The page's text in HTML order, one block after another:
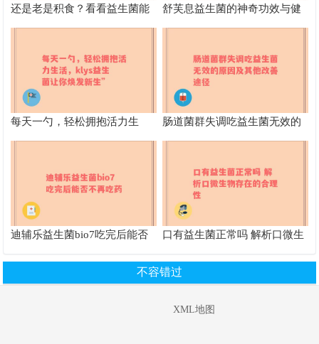
还是老是积食？看看益生菌能
否帮你拯救肠胃危机
舒芙息益生菌的神奇功效与健
康益处全面解析
每天一勺，轻松拥抱活力生
活，klys益生菌让你焕发新生”
肠道菌群失调吃益生菌无效的
原因及其他改善途径
迪辅乐益生菌bio7吃完后能否
口有益生菌正常吗 解析口微生
不容错过
XML地图